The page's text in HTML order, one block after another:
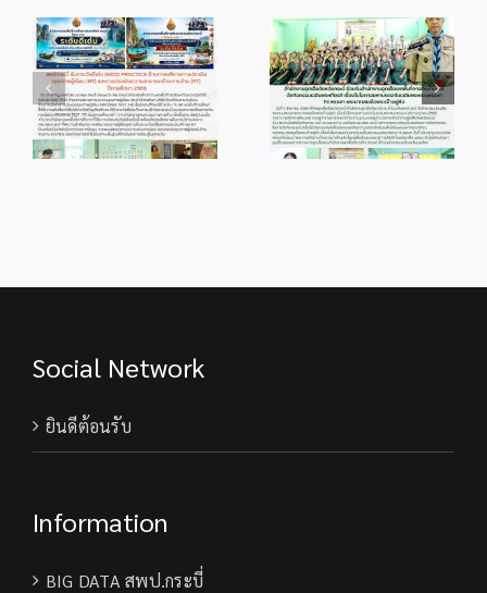
info 4-1 info 28-1
Social Network
ยินดีต้อนรับ
Information
BIG DATA สพป.กระบี่